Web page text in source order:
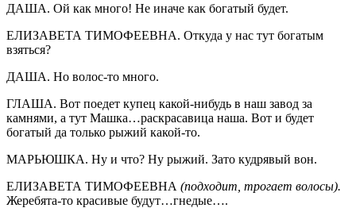
ДАША. Ой как много! Не иначе как богатый будет.
ЕЛИЗАВЕТА ТИМОФЕЕВНА. Откуда у нас тут богатым
взяться?
ДАША. Но волос-то много.
ГЛАША. Вот поедет купец какой-нибудь в наш завод за
камнями, а тут Машка…раскрасавица наша. Вот и будет
богатый да только рыжий какой-то.
МАРЬЮШКА. Ну и что? Ну рыжий. Зато кудрявый вон.
ЕЛИЗАВЕТА ТИМОФЕЕВНА (подходит, трогает волосы).
Жеребята-то красивые будут…гнедые….